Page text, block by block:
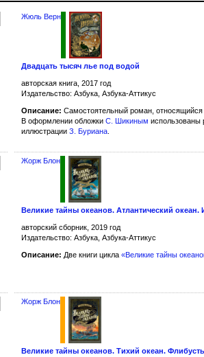
Жюль Верн
Двадцать тысяч лье под водой
авторская книга, 2017 год
Издательство: Азбука, Азбука-Аттикус
Описание: Самостоятельный роман,
В оформлении обложкиС. Шикиным использованы
иллюстрацииЗ. Буриана
Жорж Блон
Великие тайны океанов. Атлантический океан.
авторский сборник, 2019 год
Издательство: Азбука, Азбука-Аттикус
Описание: Две книги цикла«Великие тайны
Жорж Блон
Великие тайны океанов. Тихий океан.